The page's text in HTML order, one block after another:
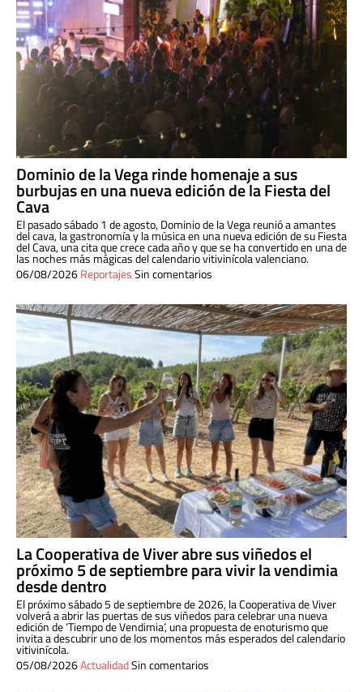
Dominio de la Vega rinde homenaje a sus
burbujas en una nueva edición de la Fiesta del
Cava
El pasado sábado 1 de agosto, Dominio de la Vega reunió a amantes
del cava, la gastronomía y la música en una nueva edición de su Fiesta
del Cava, una cita que crece cada año y que se ha convertido en una de
las noches más mágicas del calendario vitivinícola valenciano.
06/08/2026ReportajesSin comentarios
La Cooperativa de Viver abre sus viñedos el
próximo 5 de septiembre para vivir la vendimia
desde dentro
El próximo sábado 5 de septiembre de 2026, la Cooperativa de Viver
volverá a abrir las puertas de sus viñedos para celebrar una nueva
edición de ‘Tiempo de Vendimia’, una propuesta de enoturismo que
invita a descubrir uno de los momentos más esperados del calendario
vitivinícola.
05/08/2026ActualidadSin comentarios